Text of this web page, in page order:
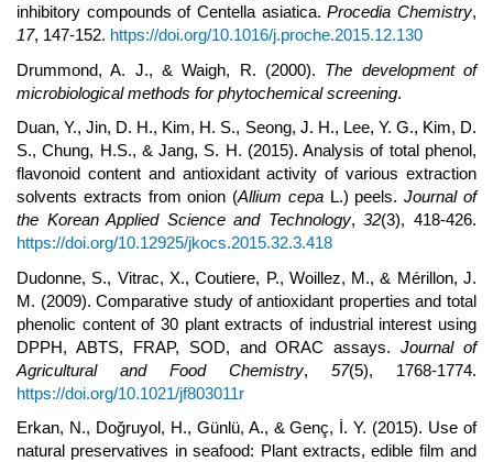
inhibitory compounds of Centella asiatica.Procedia Chemistry,
17, 147-152. https://doi.org/10.1016/j.proche.2015.12.130
Drummond, A. J., & Waigh, R. (2000). The development of
microbiological methods for phytochemical screening.
Duan, Y., Jin, D. H., Kim, H. S., Seong, J. H., Lee, Y. G., Kim, D.
S., Chung, H.S., & Jang, S. H. (2015). Analysis of total phenol,
flavonoid content and antioxidant activity of various extraction
solvents extracts from onion (Allium cepaL.) peels.Journal of
the Korean Applied Science and Technology,32(3), 418-426.
https://doi.org/10.12925/jkocs.2015.32.3.418
Dudonne, S., Vitrac, X., Coutiere, P., Woillez, M., & Mérillon, J.
M. (2009). Comparative study of antioxidant properties and total
phenolic content of 30 plant extracts of industrial interest using
DPPH, ABTS, FRAP, SOD, and ORAC assays.Journal of
Agricultural and Food Chemistry, 57(5), 1768-1774.
https://doi.org/10.1021/jf803011r
Erkan, N., Doğruyol, H., Günlü, A., & Genç, İ. Y. (2015). Use of
natural preservatives in seafood: Plant extracts, edible film and